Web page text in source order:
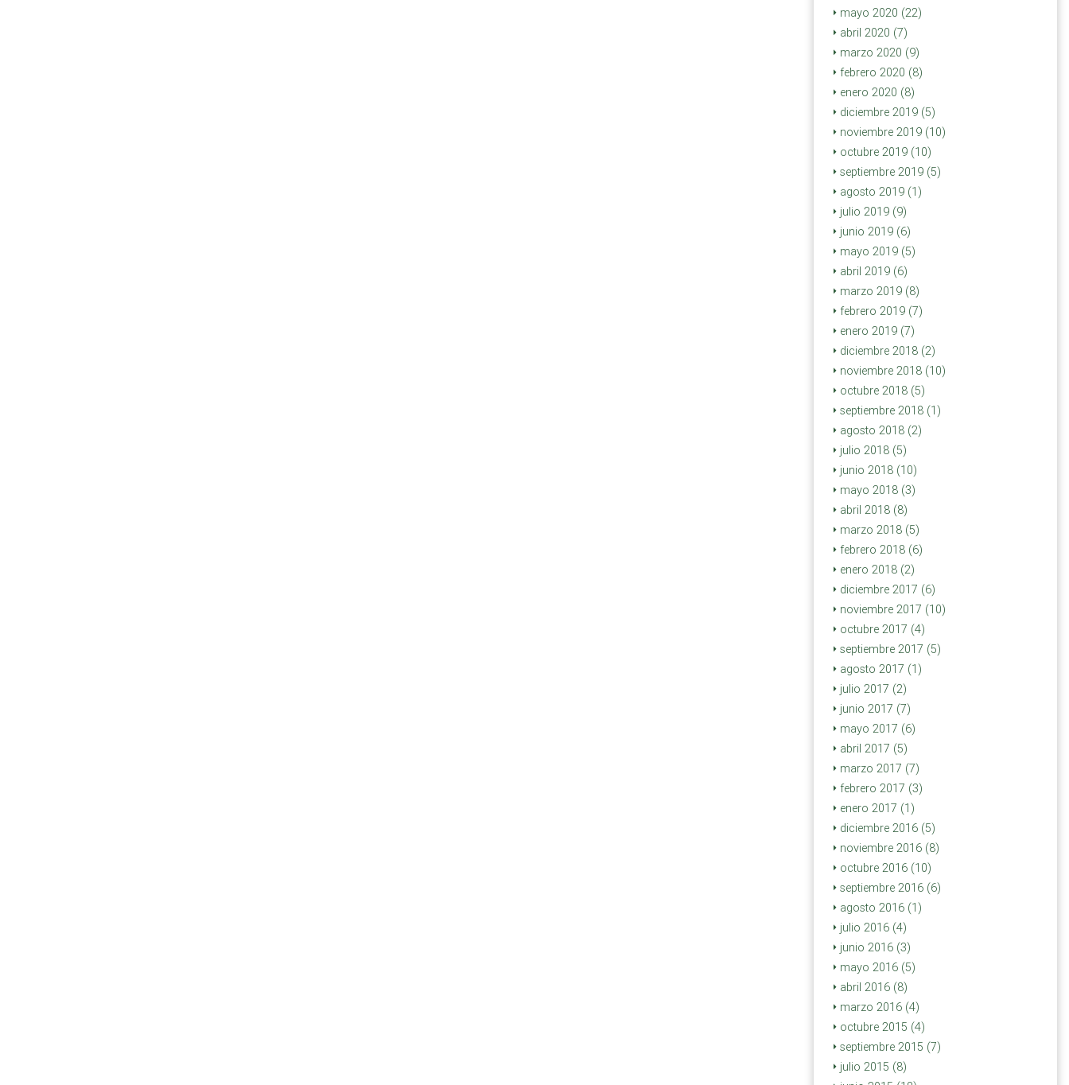
mayo 2020 (22)
abril 2020 (7)
marzo 2020 (9)
febrero 2020 (8)
enero 2020 (8)
diciembre 2019 (5)
noviembre 2019 (10)
octubre 2019 (10)
septiembre 2019 (5)
agosto 2019 (1)
julio 2019 (9)
junio 2019 (6)
mayo 2019 (5)
abril 2019 (6)
marzo 2019 (8)
febrero 2019 (7)
enero 2019 (7)
diciembre 2018 (2)
noviembre 2018 (10)
octubre 2018 (5)
septiembre 2018 (1)
agosto 2018 (2)
julio 2018 (5)
junio 2018 (10)
mayo 2018 (3)
abril 2018 (8)
marzo 2018 (5)
febrero 2018 (6)
enero 2018 (2)
diciembre 2017 (6)
noviembre 2017 (10)
octubre 2017 (4)
septiembre 2017 (5)
agosto 2017 (1)
julio 2017 (2)
junio 2017 (7)
mayo 2017 (6)
abril 2017 (5)
marzo 2017 (7)
febrero 2017 (3)
enero 2017 (1)
diciembre 2016 (5)
noviembre 2016 (8)
octubre 2016 (10)
septiembre 2016 (6)
agosto 2016 (1)
julio 2016 (4)
junio 2016 (3)
mayo 2016 (5)
abril 2016 (8)
marzo 2016 (4)
octubre 2015 (4)
septiembre 2015 (7)
julio 2015 (8)